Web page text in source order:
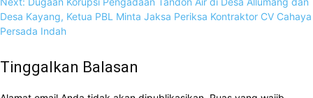
Desa Kayang, Ketua PBL Minta Jaksa Periksa Kontraktor CV Cahaya
Persada Indah
Tinggalkan Balasan